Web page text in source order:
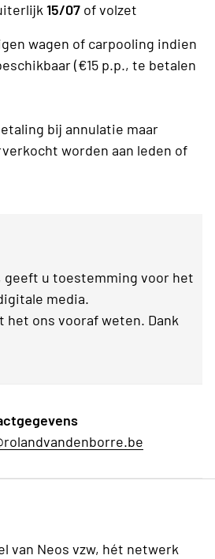
15/07 of volzet
wagen of carpooling indien
(€15 p.p., te betalen
bij annulatie maar
worden aan leden of
geeft u toestemming voor het
media.
het ons vooraf weten. Dank
van Neos vzw, hét netwerk